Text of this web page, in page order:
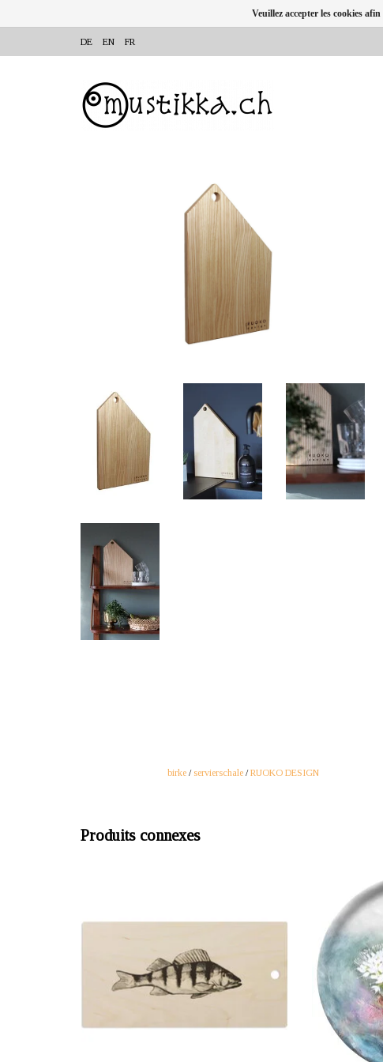
DE EN FR
birke / servierschale /RUOKO DESIGN
Produits connexes
Planche à découper "Ahven" en contreplaqué de
bouleau certifié avec une surface en mélamine.
Dimensions : 43 x 22 x 0,7 cm.
OFFRANT:
Round
white
Laminated
Veuillez accepter les cookies